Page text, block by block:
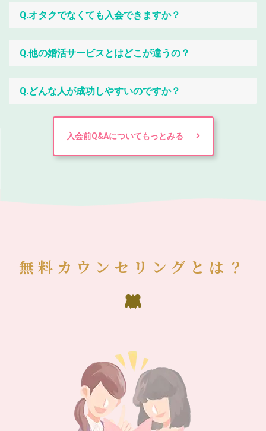
Q.オタクでなくても入会できますか？
Q.他の婚活サービスとはどこが違うの？
Q.どんな人が成功しやすいのですか？
入会前Q&Aについてもっとみる
無料カウンセリングとは？